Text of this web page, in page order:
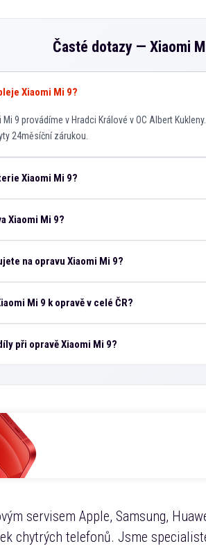
Časté dotazy — Xiaomi
Xiaomi Mi 9?
9 provádíme v Hradci Králové v OC Albert
24měsíční zárukou.
Xiaomi Mi 9?
Xiaomi Mi 9?
na opravu Xiaomi Mi 9?
Mi 9 k opravě v celé ČR?
při opravě Xiaomi Mi 9?
servisem Apple, Samsung,
chytrých telefonů. Jsme